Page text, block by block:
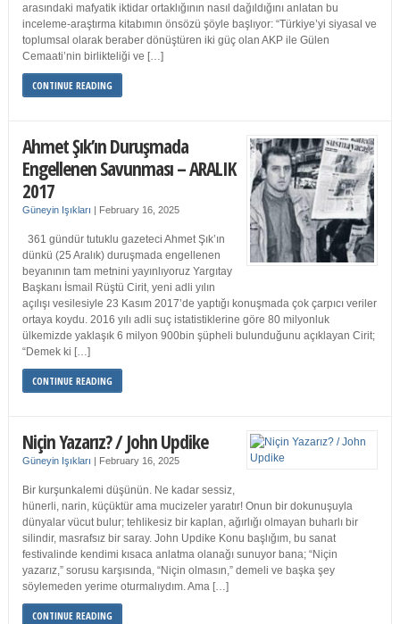
arasındaki mafyatik iktidar ortaklığının nasıl dağıldığını anlatan bu
inceleme-araştırma kitabımın önsözü şöyle başlıyor: “Türkiye’yi siyasal ve
toplumsal olarak beraber dönüştüren iki güç olan AKP ile Gülen
Cemaati’nin birlikteliği ve […]
CONTINUE READING
Ahmet Şık’ın Duruşmada
Engellenen Savunması – ARALIK
2017
Güneyin Işıkları | February 16, 2025
361 gündür tutuklu gazeteci Ahmet Şık’ın
dünkü (25 Aralık) duruşmada engellenen
beyanının tam metnini yayınlıyoruz Yargıtay
Başkanı İsmail Rüştü Cirit, yeni adli yılın
açılışı vesilesiyle 23 Kasım 2017’de yaptığı konuşmada çok çarpıcı veriler
ortaya koydu. 2016 yılı adli suç istatistiklerine göre 80 milyonluk
ülkemizde yaklaşık 6 milyon 900bin şüpheli bulunduğunu açıklayan Cirit;
“Demek ki […]
CONTINUE READING
Niçin Yazarız? / John Updike
Güneyin Işıkları | February 16, 2025
Bir kurşunkalemi düşünün. Ne kadar sessiz,
hünerli, narin, küçüktür ama mucizeler yaratır! Onun bir dokunuşuyla
dünyalar vücut bulur; tehlikesiz bir kaplan, ağırlığı olmayan buharlı bir
silindir, masrafsız bir saray. John Updike Konu başlığım, bu sanat
festivalinde kendimi kısaca anlatma olanağı sunuyor bana; “Niçin
yazarız,” sorusu karşısında, “Niçin olmasın,” demeli ve başka şey
söylemeden yerime oturmalıydım. Ama […]
CONTINUE READING